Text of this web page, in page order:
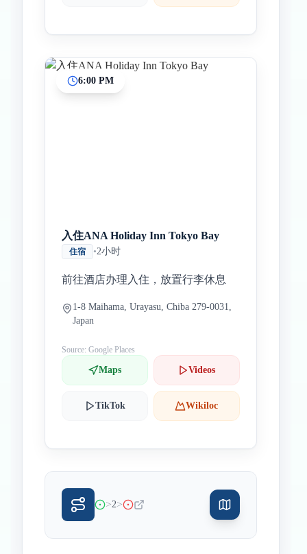
6:00 PM
入住ANA Holiday Inn Tokyo Bay
住宿 •2小时
前往酒店办理入住，放置行李休息
1-8 Maihama, Urayasu, Chiba 279-0031,
Japan
Source: Google Places
Maps Videos
TikTok Wikiloc
>2>